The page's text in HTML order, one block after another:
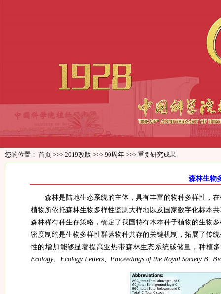
您的位置： 首页 >>> 2019改版 >>> 90周年 >>> 重要研究成果
森林生物
森林是陆地生态系统的主体，具有丰富的物种多样性，
植物所依托森林生物多样性监测大样地以及国家数字化标本
森林稀有种生存策略，确定了我国特有木本种子植物的生物
密度制约是生物多样性群落物种共存的关键机制，拓展了传
性的增加能够显著提高亚热带森林生态系统碳储量，种植
Ecology、Ecology Letters、Proceedings of the Royal Society B: